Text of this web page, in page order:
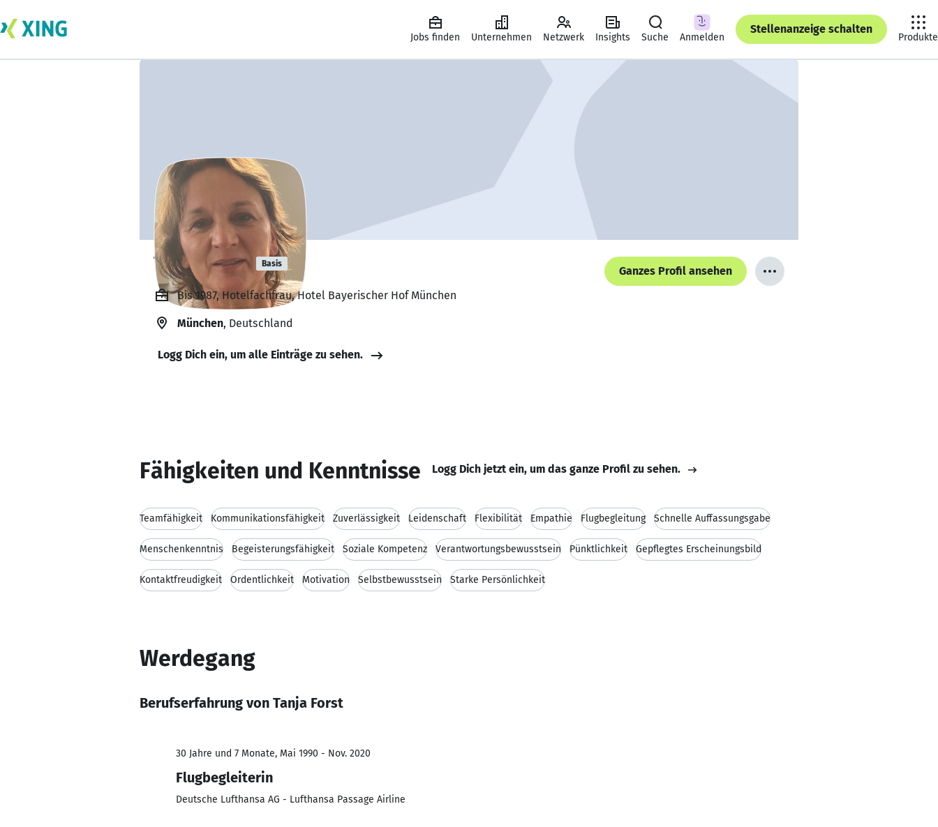
Jobs finden Unternehmen Netzwerk Insights Suche Anmelden
Stellenanzeige schalten
Produkte
Tanja Forst Basis
Ganzes Profil ansehen
Bis 1987, Hotelfachfrau, Hotel Bayerischer Hof München
München, Deutschland
Logg Dich ein, um alle Einträge zu sehen.
Fähigkeiten und Kenntnisse Logg Dich jetzt ein, um das ganze Profil zu sehen.
Teamfähigkeit Kommunikationsfähigkeit Zuverlässigkeit Leidenschaft Flexibilität Empathie Flugbegleitung Schnelle Auffassungsgabe
Menschenkenntnis Begeisterungsfähigkeit Soziale Kompetenz Verantwortungsbewusstsein Pünktlichkeit Gepflegtes Erscheinungsbild
Kontaktfreudigkeit Ordentlichkeit Motivation Selbstbewusstsein Starke Persönlichkeit
Werdegang
Berufserfahrung von Tanja Forst
30 Jahre und 7 Monate, Mai 1990 - Nov. 2020
Flugbegleiterin
Deutsche Lufthansa AG - Lufthansa Passage Airline